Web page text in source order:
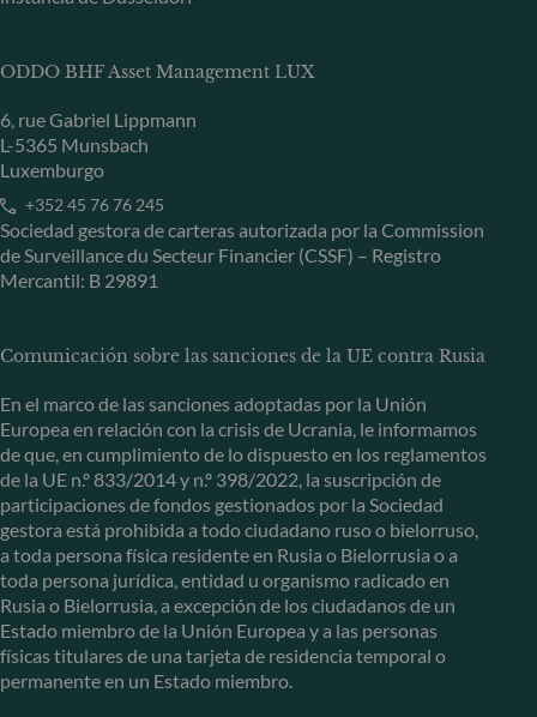
ODDO BHF Asset Management LUX
6, rue Gabriel Lippmann
L-5365 Munsbach
Luxemburgo
+352 45 76 76 245
Sociedad gestora de carteras autorizada por la Commission
de Surveillance du Secteur Financier (CSSF) – Registro
Mercantil: B 29891
Comunicación sobre las sanciones de la UE contra Rusia
En el marco de las sanciones adoptadas por la Unión
Europea en relación con la crisis de Ucrania, le informamos
de que, en cumplimiento de lo dispuesto en los reglamentos
de la UE n.º 833/2014 y n.º 398/2022, la suscripción de
participaciones de fondos gestionados por la Sociedad
gestora está prohibida a todo ciudadano ruso o bielorruso,
a toda persona física residente en Rusia o Bielorrusia o a
toda persona jurídica, entidad u organismo radicado en
Rusia o Bielorrusia, a excepción de los ciudadanos de un
Estado miembro de la Unión Europea y a las personas
físicas titulares de una tarjeta de residencia temporal o
permanente en un Estado miembro.